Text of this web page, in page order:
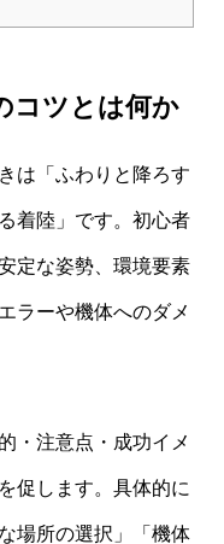
コツとは何か
は「ふわりと降ろす
着陸」です。初心者
定な姿勢、環境要素
ラーや機体へのダメ
・注意点・成功イメ
促します。具体的に
場所の選択」「機体